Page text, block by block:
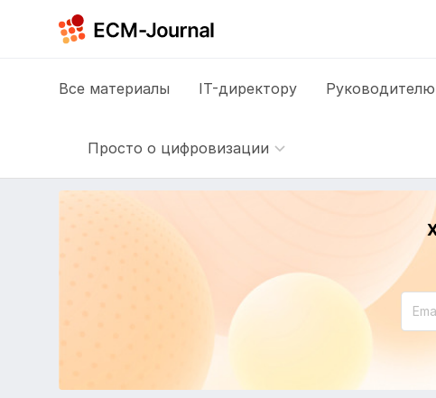
Все материалы IT-директору
Просто о цифровизации